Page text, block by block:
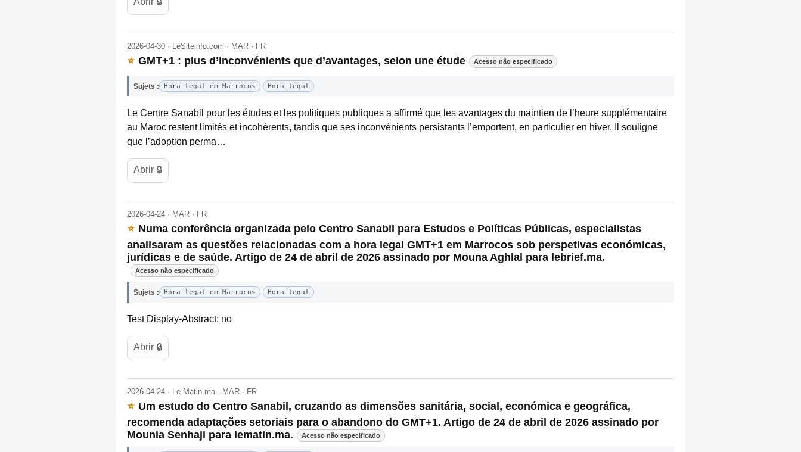
2026-04-30 · LeSiteinfo.com · MAR · FR
⭐ GMT+1 : plus d’inconvénients que d’avantages, selon une étude Acesso não especificado
Sujets : Hora legal em Marrocos Hora legal
Le Centre Sanabil pour les études et les politiques publiques a affirmé que les avantages du maintien de l’heure supplémentaire
au Maroc restent limités et incohérents, tandis que ses inconvénients persistants l’emportent, en particulier en hiver. Il souligne
que l’adoption perma…
Abrir 🔒
2026-04-24 · MAR · FR
⭐ Numa conferência organizada pelo Centro Sanabil para Estudos e Políticas Públicas, especialistas
analisaram as questões relacionadas com a hora legal GMT+1 em Marrocos sob perspetivas económicas,
jurídicas e de saúde. Artigo de 24 de abril de 2026 assinado por Mouna Aghlal para lebrief.ma.
Acesso não especificado
Sujets : Hora legal em Marrocos Hora legal
Test Display-Abstract: no
Abrir 🔒
2026-04-24 · Le Matin.ma · MAR · FR
⭐ Um estudo do Centro Sanabil, cruzando as dimensões sanitária, social, económica e geográfica,
recomenda adaptações setoriais para o abandono do GMT+1. Artigo de 24 de abril de 2026 assinado por
Mounia Senhaji para lematin.ma.
Acesso não especificado